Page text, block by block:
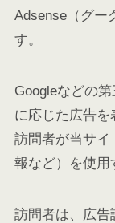
Adsense（グー
す。
Googleなどの
に応じた広告
訪問者が当サイ
報など）を使用
訪問者は、広告